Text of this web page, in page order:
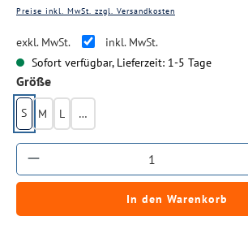
Preise inkl. MwSt. zzgl. Versandkosten
exkl. MwSt.
inkl. MwSt.
Sofort verfügbar, Lieferzeit: 1-5 Tage
Größeauswählen
S M L XL
Produkt Anzahl: Gib den
In den Warenkorb